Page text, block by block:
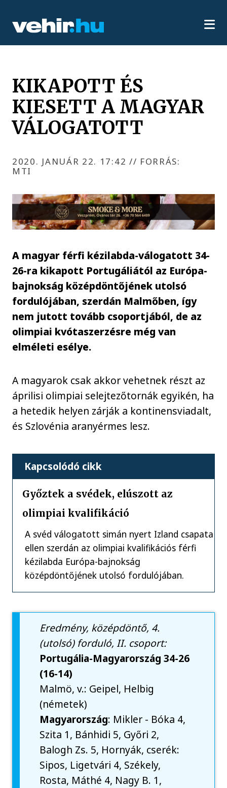
KIKAPOTT ÉS
KIESETT A MAGYAR
VÁLOGATOTT
2020. JANUÁR 22. 17:42 // FORRÁS:
MTI
A magyar férfi kézilabda-válogatott 34-
26-ra kikapott Portugáliától az Európa-
bajnokság középdöntőjének utolsó
fordulójában, szerdán Malmőben, így
nem jutott tovább csoportjából, de az
olimpiai kvótaszerzésre még van
elméleti esélye.
A magyarok csak akkor vehetnek részt az
áprilisi olimpiai selejtezőtornák egyikén, ha
a hetedik helyen zárják a kontinensviadalt,
és Szlovénia aranyérmes lesz.
Kapcsolódó cikk
Győztek a svédek, elúszott az
olimpiai kvalifikáció
A svéd válogatott simán nyert Izland csapata
ellen szerdán az olimpiai kvalifikációs férfi
kézilabda Európa-bajnokság
középdöntőjének utolsó fordulójában.
Eredmény, középdöntő, 4.
(utolsó) forduló, II. csoport:
Portugália-Magyarország 34-26
(16-14)
Malmö, v.: Geipel, Helbig
(németek)
Magyarország: Mikler - Bóka 4,
Szita 1, Bánhidi 5, Győri 2,
Balogh Zs. 5, Hornyák, cserék:
Sipos, Ligetvári 4, Székely,
Rosta, Máthé 4, Nagy B. 1,